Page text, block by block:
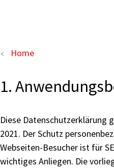
Home
1.
Diese Datenschutzerklärung
2021. Der Schutz
Webseiten-Besucher ist für
wichtiges Anliegen. Die